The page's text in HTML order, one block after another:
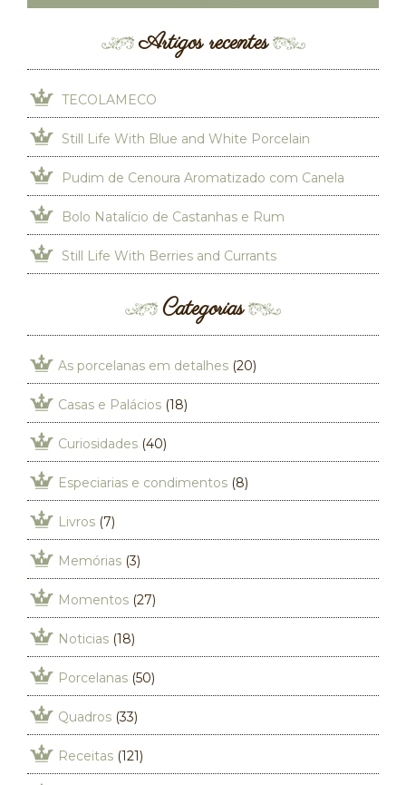
Artigos recentes
TECOLAMECO
Still Life With Blue and White Porcelain
Pudim de Cenoura Aromatizado com Canela
Bolo Natalício de Castanhas e Rum
Still Life With Berries and Currants
Categorias
As porcelanas em detalhes (20)
Casas e Palácios (18)
Curiosidades (40)
Especiarias e condimentos (8)
Livros (7)
Memórias (3)
Momentos (27)
Noticias (18)
Porcelanas (50)
Quadros (33)
Receitas (121)